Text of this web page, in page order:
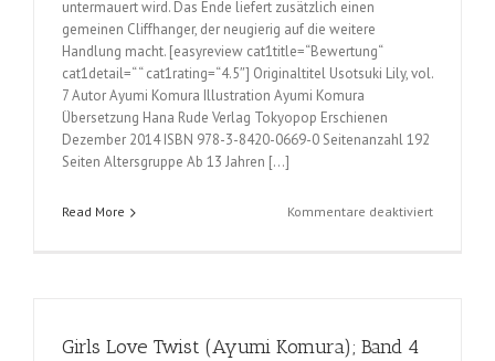
untermauert wird. Das Ende liefert zusätzlich einen
gemeinen Cliffhanger, der neugierig auf die weitere
Handlung macht. [easyreview cat1title=“Bewertung“
cat1detail=“ “ cat1rating=“4.5″] Originaltitel Usotsuki Lily, vol.
7 Autor Ayumi Komura Illustration Ayumi Komura
Übersetzung Hana Rude Verlag Tokyopop Erschienen
Dezember 2014 ISBN 978-3-8420-0669-0 Seitenanzahl 192
Seiten Altersgruppe Ab 13 Jahren […]
Read More Kommentare deaktiviertfür
Girls Love Twist (Ayumi Komura); Band 4